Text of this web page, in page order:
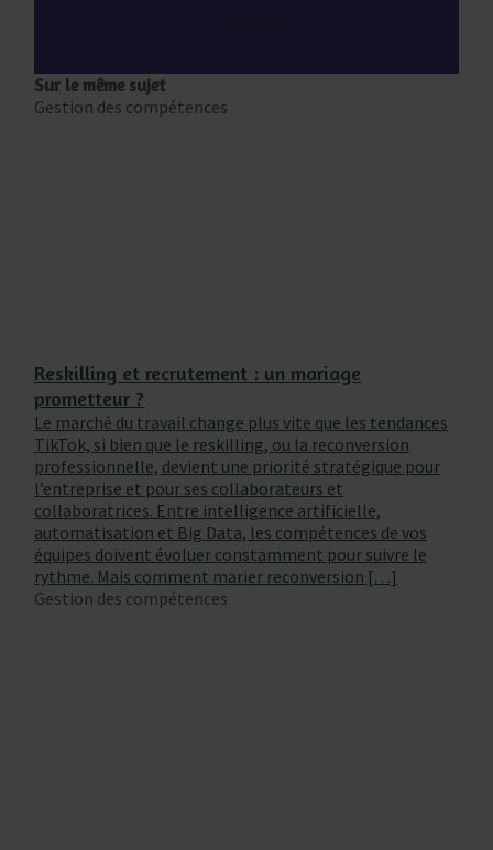
Sur le même sujet
Gestion des compétences
Reskilling et recrutement : un mariage
prometteur ?
Le marché du travail change plus vite que les tendances
TikTok, si bien que le reskilling, ou la reconversion
professionnelle, devient une priorité stratégique pour
l’entreprise et pour ses collaborateurs et
collaboratrices. Entre intelligence artificielle,
automatisation et Big Data, les compétences de vos
équipes doivent évoluer constamment pour suivre le
rythme. Mais comment marier reconversion […]
Gestion des compétences